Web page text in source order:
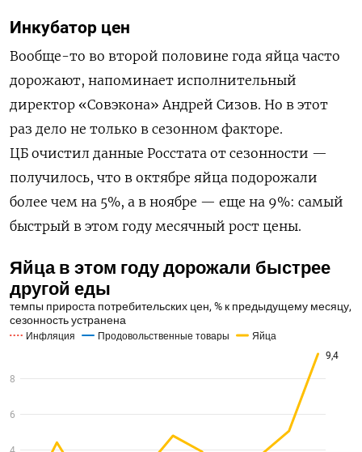
Инкубатор цен
Вообще-то во второй половине года яйца часто
дорожают, напоминает исполнительный
директор «Совэкона» Андрей Сизов. Но в этот
раз дело не только в сезонном факторе.
ЦБ очистил данные Росстата от сезонности —
получилось, что в октябре яйца подорожали
более чем на 5%, а в ноябре — еще на 9%: самый
быстрый в этом году месячный рост цены.